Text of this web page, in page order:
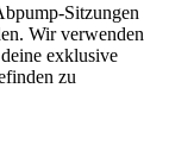
Sitzungen
Wir verwenden
exklusive
zu